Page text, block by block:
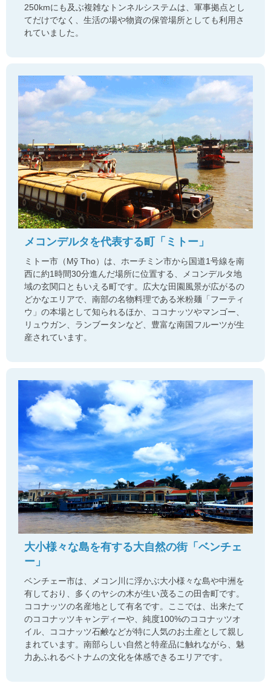
250kmにも及ぶ複雑なトンネルシステムは、軍事拠点とし
てだけでなく、生活の場や物資の保管場所としても利用さ
れていました。
メコンデルタを代表する町「ミトー」
ミトー市（Mỹ Tho）は、ホーチミン市から国道1号線を南
西に約1時間30分進んだ場所に位置する、メコンデルタ地
域の玄関口ともいえる町です。広大な田園風景が広がるの
どかなエリアで、南部の名物料理である米粉麺「フーティ
ウ」の本場として知られるほか、ココナッツやマンゴー、
リュウガン、ランブータンなど、豊富な南国フルーツが生
産されています。
大小様々な島を有する大自然の街「ベンチェ
ー」
ベンチェー市は、メコン川に浮かぶ大小様々な島や中洲を
有しており、多くのヤシの木が生い茂るこの田舎町です。
ココナッツの名産地として有名です。ここでは、出来たて
のココナッツキャンディーや、純度100%のココナッツオ
イル、ココナッツ石鹸などが特に人気のお土産として親し
まれています。南部らしい自然と特産品に触れながら、魅
力あふれるベトナムの文化を体感できるエリアです。